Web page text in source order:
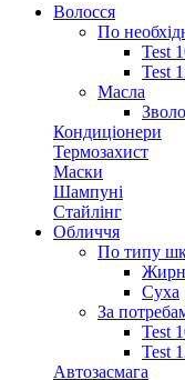
Волосся
По
Test
Test
Масла
Кондиціонери
Термозахист
Маски
Шампуні
Стайлінг
Обличчя
По типу
Суха
За
Test
Test
Автозасмага